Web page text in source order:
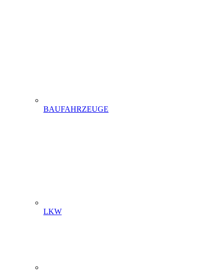
BAUFAHRZEUGE
LKW